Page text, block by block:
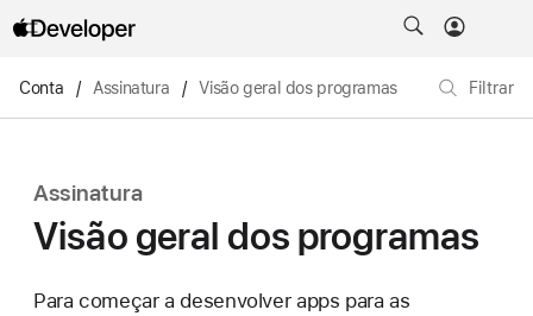
Conta / Assinatura / Visão geral dos programas Filtrar
Assinatura
Visão geral dos programas
Para começar a desenvolver apps para as